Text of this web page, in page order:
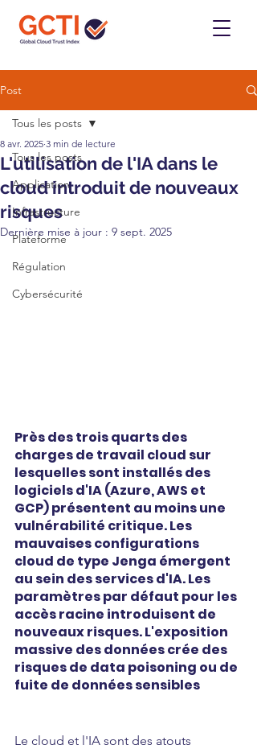
Post
Tous les posts
Application
Infrastructure
Plateforme
Régulation
Cybersécurité
Tous les posts
L'utilisation de l'IA dans le
cloud introduit de nouveaux
risques
8 avr. 2025 3 min de lecture
Dernière mise à jour : 9 sept. 2025
Près des trois quarts des
charges de travail cloud sur
lesquelles sont installés des
logiciels d'IA (Azure, AWS et
GCP) présentent au moins une
vulnérabilité critique. Les
mauvaises configurations
cloud de type Jenga émergent
au sein des services d'IA. Les
paramètres par défaut pour les
accès racine introduisent de
nouveaux risques. L'exposition
massive des données crée des
risques de data poisoning ou de
fuite de données sensibles
Le cloud et l'IA sont des atouts